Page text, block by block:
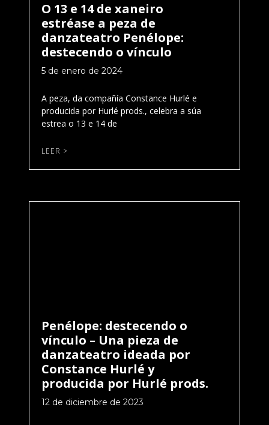
O 13 e 14 de xaneiro
estréase a peza de
danzateatro Penélope:
destecendo o vínculo
5 de enero de 2024
A peza, da compañía Constance Hurlé e
producida por Hurlé prods., celebra a súa
estrea o 13 e 14 de
LEER >
Penélope: destecendo o
vínculo – Una pieza de
danzateatro ideada por
Constance Hurlé y
producida por Hurlé prods.
12 de diciembre de 2023